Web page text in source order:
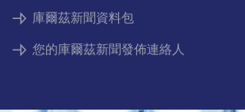
庫爾茲新聞資料包
您的庫爾茲新聞發佈連絡人